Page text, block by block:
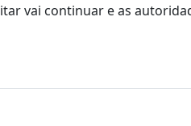
vai continuar e as